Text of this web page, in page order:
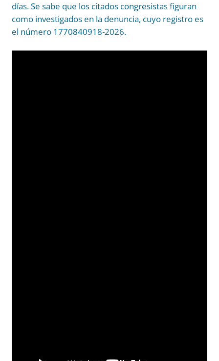
días. Se sabe que los citados congresistas figuran
como investigados en la denuncia, cuyo registro es
el número 1770840918-2026.